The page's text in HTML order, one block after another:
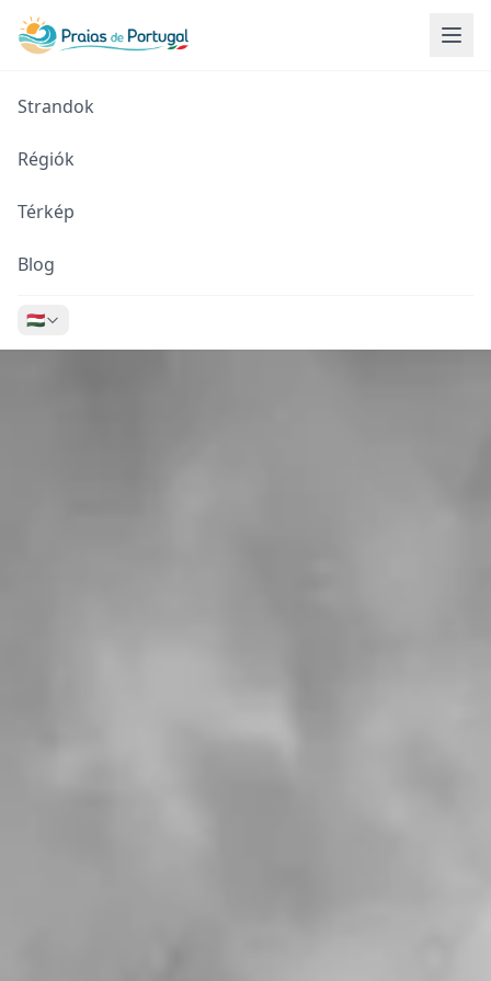
Strandok
Régiók
Térkép
Blog
🇭🇺